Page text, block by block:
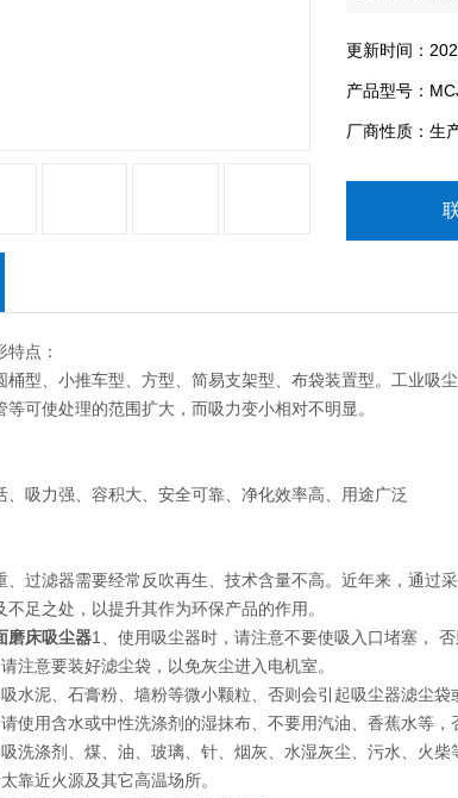
更新时间：
产品型号：
厂商性质：生
特点：
桶型、小推车型、方型、简易支架型、布袋装置型。工业吸
可使处理的范围扩大，而吸力变小相对不明显。
、吸力强、容积大、安全可靠、净化效率高、用途广泛
、过滤器需要经常反吹再生、技术含量不高。近年来，通过
足之处，以提升其作为环保产品的作用。
磨床吸尘器1、使用吸尘器时，请注意不要使吸入口堵塞，
注意要装好滤尘袋，以免灰尘进入电机室。
水泥、石膏粉、墙粉等微小颗粒、否则会引起吸尘器滤尘袋
使用含水或中性洗涤剂的湿抹布、不要用汽油、香蕉水等，
洗涤剂、煤、油、玻璃、针、烟灰、水湿灰尘、污水、火柴
靠近火源及其它高温场所。